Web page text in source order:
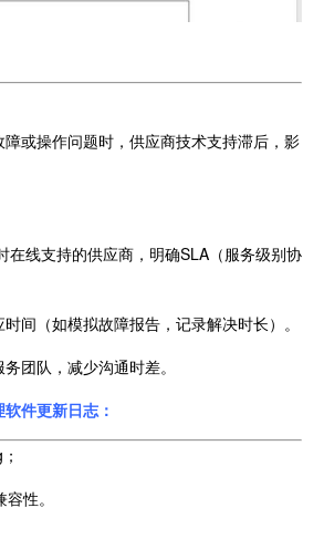
或操作问题时，供应商技术支持滞后，影
在线支持的供应商，明确SLA（服务级别协
间（如模拟故障报告，记录解决时长）。
团队，减少沟通时差。
件更新日志：
性。